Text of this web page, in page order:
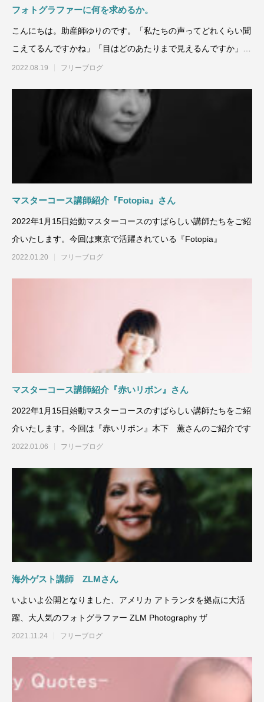
フォトグラファーに何を求めるか。
こんにちは。助産師ゆりのです。「私たちの声ってどれくらい聞
こえてるんですかね」「目はどのあたりまで見えるんですか」
「お尻が
2022.08.19 フリーブログ
マスターコース講師紹介『Fotopia』さん
2022年1月15日始動マスターコースのすばらしい講師たちをご紹
介いたします。今回は東京で活躍されている『Fotopia』
2022.01.20 フリーブログ
マスターコース講師紹介『赤いリボン』さん
2022年1月15日始動マスターコースのすばらしい講師たちをご紹
介いたします。今回は『赤いリボン』木下 薫さんのご紹介です
2022.01.06 フリーブログ
海外ゲスト講師 ZLMさん
いよいよ公開となりました、アメリカ アトランタを拠点に大活
躍、大人気のフォトグラファー ZLM Photography ザ
2021.11.24 フリーブログ